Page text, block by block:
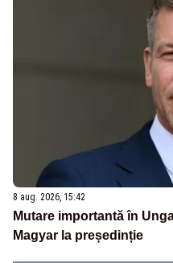
8 aug. 2026, 15:42
Mutare importantă în
Magyar la președinție